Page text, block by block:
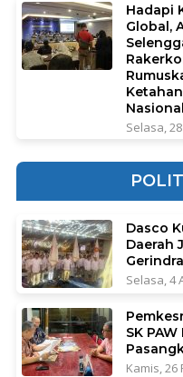
Hadapi
Global,
Nasional
Selasa,
Dasco
Daerah
Selasa, 4
SK
Kamis, 26